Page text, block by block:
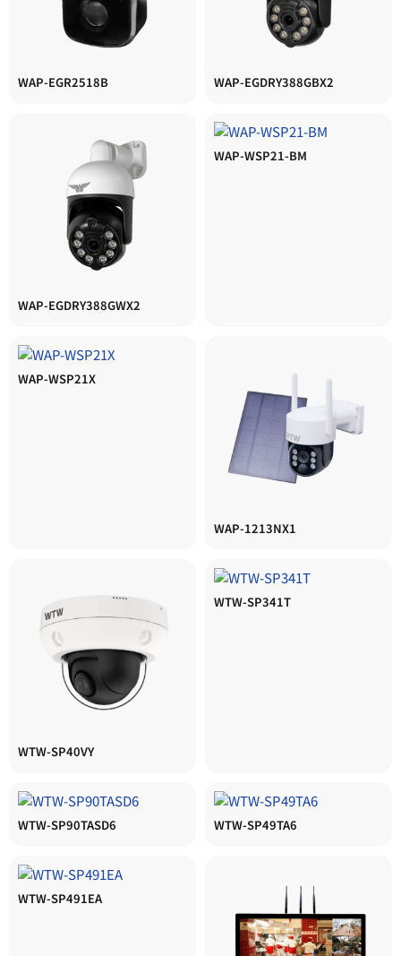
WAP-EGR2518B WAP-EGDRY388GBX2
WAP-EGDRY388GWX2
WAP-WSP21-BM
WAP-WSP21X
WAP-1213NX1
WTW-SP40VY
WTW-SP341T
WTW-SP90TASD6 WTW-SP49TA6
WTW-SP491EA